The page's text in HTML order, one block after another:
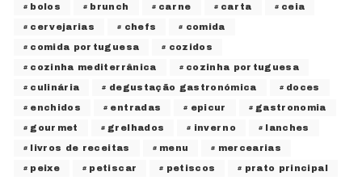
bolos brunch carne carta ceia
cervejarias chefs comida
comida portuguesa cozidos
cozinha mediterrânica cozinha portuguesa
culinária degustação gastronómica doces
enchidos entradas epicur gastronomia
gourmet grelhados inverno lanches
livros de receitas menu mercearias
peixe petiscar petiscos prato principal